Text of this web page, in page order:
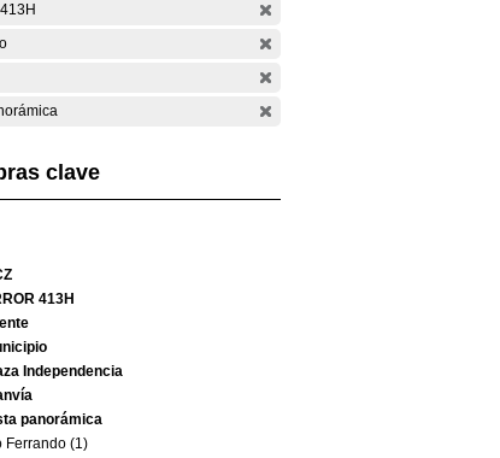
clave
413H
Independencia
panorámica
Ferrando (1)